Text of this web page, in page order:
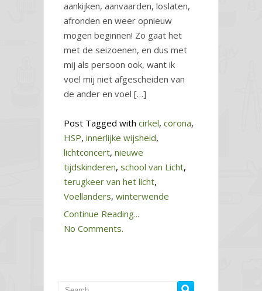
aankijken, aanvaarden, loslaten,
afronden en weer opnieuw
mogen beginnen! Zo gaat het
met de seizoenen, en dus met
mij als persoon ook, want ik
voel mij niet afgescheiden van
de ander en voel […]
Post Tagged with cirkel, corona,
HSP, innerlijke wijsheid,
lichtconcert, nieuwe
tijdskinderen, school van Licht,
terugkeer van het licht,
Voellanders, winterwende
Continue Reading...
No Comments.